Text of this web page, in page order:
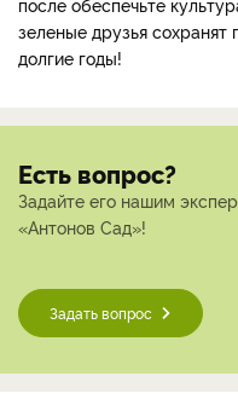
зеленые друзья
долгие годы!
Есть вопрос?
Задайте его нашим
«Антонов Сад»!
Задать вопрос